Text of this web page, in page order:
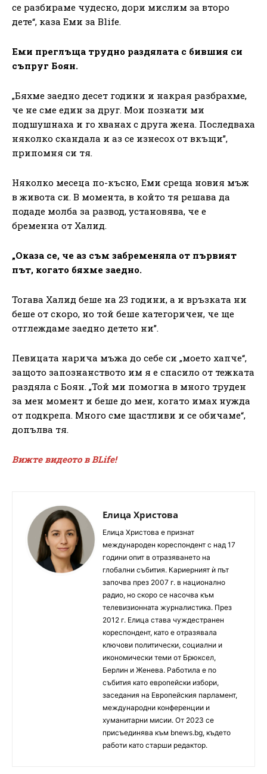
се разбираме чудесно, дори мислим за второ
дете“, каза Еми за Blife.
Еми преглъща трудно раздялата с бившия си
съпруг Боян.
„Бяхме заедно десет години и накрая разбрахме,
че не сме един за друг. Мои познати ми
подшушнаха и го хванах с друга жена. Последваха
няколко скандала и аз се изнесох от вкъщи”,
припомня си тя.
Няколко месеца по-късно, Еми среща новия мъж
в живота си. В момента, в който тя решава да
подаде молба за развод, установява, че е
бременна от Халид.
„Оказа се, че аз съм забременяла от първият
път, когато бяхме заедно.
Тогава Халид беше на 23 години, а и връзката ни
беше от скоро, но той беше категоричен, че ще
отглеждаме заедно детето ни”.
Певицата нарича мъжа до себе си „моето хапче“,
защото запознанството им я е спасило от тежката
раздяла с Боян. „Той ми помогна в много труден
за мен момент и беше до мен, когато имах нужда
от подкрепа. Много сме щастливи и се обичаме“,
допълва тя.
Вижте видеото в BLife!
Елица Христова
Елица Христова е признат
международен кореспондент с над 17
години опит в отразяването на
глобални събития. Кариерният ѝ път
започва през 2007 г. в национално
радио, но скоро се насочва към
телевизионната журналистика. През
2012 г. Елица става чуждестранен
кореспондент, като е отразявала
ключови политически, социални и
икономически теми от Брюксел,
Берлин и Женева. Работила е по
събития като европейски избори,
заседания на Европейския парламент,
международни конференции и
хуманитарни мисии. От 2023 се
присъединява към bnews.bg, където
работи като старши редактор.